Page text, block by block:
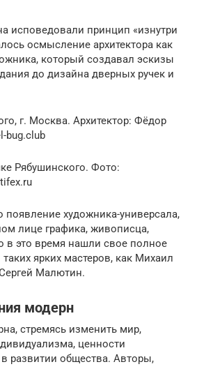
исповедовали принцип «изнутри
осмысление архитектора как
который создавал эскизы
до дизайна дверных ручек и
г. Москва. Архитектор: Фёдор
bug.club
Рябушинского. Фото:
появление художника-универсала,
лице графика, живописца,
в это время нашли свое полное
ярких мастеров, как Михаил
Малютин.
модерн
стремясь изменить мир,
ценности
в развитии общества. Авторы,